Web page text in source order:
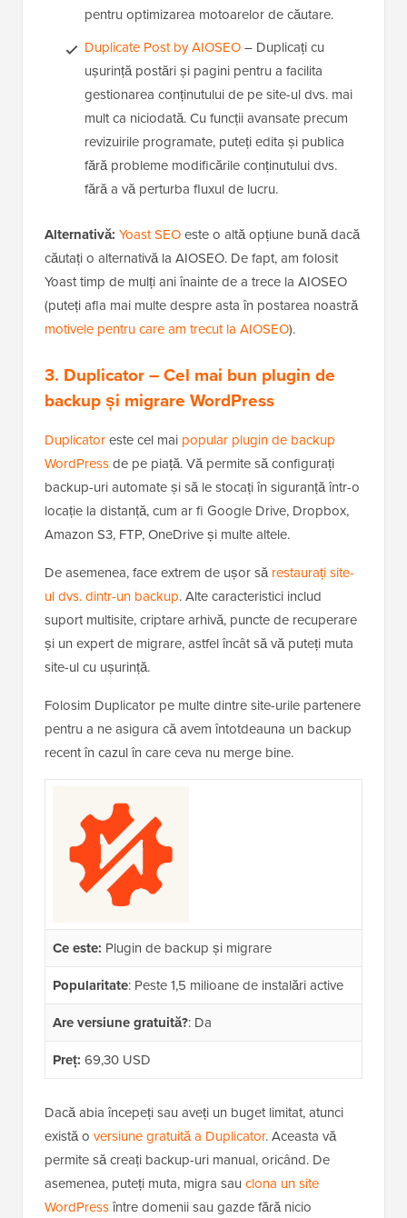
pentru optimizarea motoarelor de căutare.
Duplicate Post by AIOSEO– Duplicați cu
ușurință postări și pagini pentru a facilita
gestionarea conținutului de pe site-ul dvs. mai
mult ca niciodată. Cu funcții avansate precum
revizuirile programate, puteți edita și publica
fără probleme modificările conținutului dvs.
fără a vă perturba fluxul de lucru.
Alternativă: Yoast SEOeste o altă opțiune bună dacă
căutați o alternativă la AIOSEO. De fapt, am folosit
Yoast timp de mulți ani înainte de a trece la AIOSEO
(puteți afla mai multe despre asta în postarea noastră
motivele pentru care am trecut la AIOSEO).
3. Duplicator– Cel mai bun plugin de
backup și migrare WordPress
Duplicatoreste cel mai popular plugin de backup
WordPressde pe piață. Vă permite să configurați
backup-uri automate și să le stocați în siguranță într-o
locație la distanță, cum ar fi Google Drive, Dropbox,
Amazon S3, FTP, OneDrive și multe altele.
De asemenea, face extrem de ușor sărestaurați site-
ul dvs. dintr-un backup. Alte caracteristici includ
suport multisite, criptare arhivă, puncte de recuperare
și un expert de migrare, astfel încât să vă puteți muta
site-ul cu ușurință.
Folosim Duplicator pe multe dintre site-urile partenere
pentru a ne asigura că avem întotdeauna un backup
recent în cazul în care ceva nu merge bine.
Ce este: Plugin de backup și migrare
Popularitate: Peste 1,5 milioane de instalări active
Are versiune gratuită?: Da
Preț: 69,30 USD
Dacă abia începeți sau aveți un buget limitat, atunci
există o versiune gratuită a Duplicator. Aceasta vă
permite să creați backup-uri manual, oricând. De
asemenea, puteți muta, migra sau clona un site
WordPressîntre domenii sau gazde fără nicio